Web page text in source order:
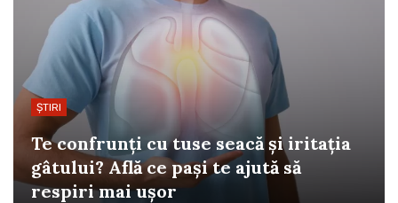
ȘTIRI
Te confrunți cu tuse seacă și iritația
gâtului? Află ce pași te ajută să
respiri mai ușor